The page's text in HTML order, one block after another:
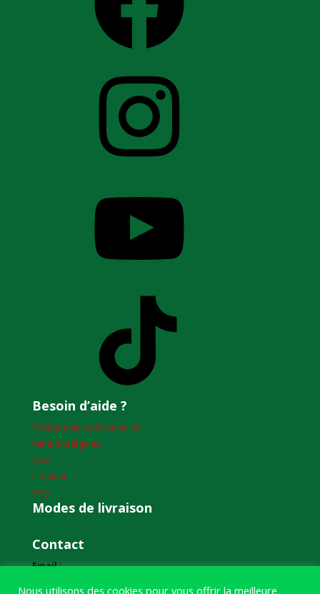
Besoin d’aide ?
Politique de confidentialité
Mentions légales
CGV
Livraison
FAQ
Modes de livraison
Contact
Email :
Nous utilisons des cookies pour vous offrir la meilleure